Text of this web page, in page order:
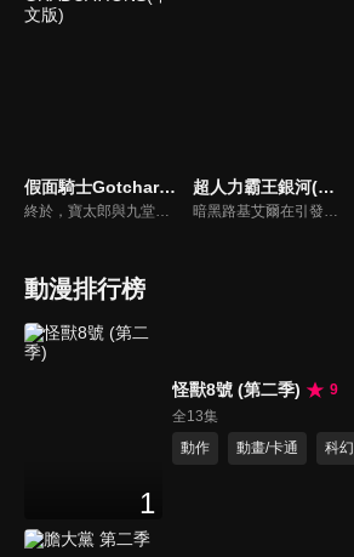
假面騎士Gotchard GRADUATIONS(中文版)
終於，寶太郎與九堂凜音等夥伴們，迎來了自富良洲高中畢業的那一天。懷抱著學生生活，以及在煉金學院中那些無可取代的珍貴回憶，他們結束了畢業典禮，正準備邁向嶄新的未來──本該是如此。然而，從某一刻起，相同的時間不斷反覆流轉，寶太郎等人完全無法從這個循環中脫身。
超人力霸王銀河(中文版)
暗黑路基艾爾在引發的暗黑火花戰爭中用擁有讓所有生物陷入時間停歇的暗黑波動將所有的超人力霸王，怪獸和宇宙人變成人偶，後在突然出現的超人力霸王銀河導致兩敗俱傷，雙方因能力用盡而進入沉睡狀態…
動漫排行榜
1
怪獸8號 (第二季)
9
全13集
動作
動畫/卡通 科幻